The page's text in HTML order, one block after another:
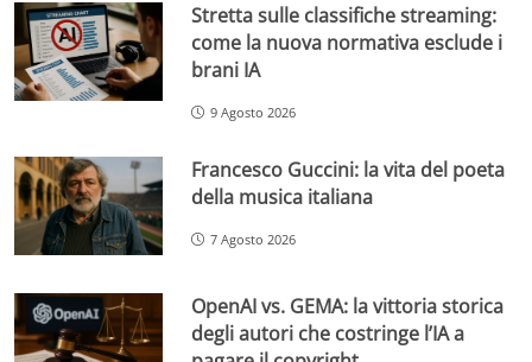
Stretta sulle classifiche streaming:
come la nuova normativa esclude i
brani IA
9 Agosto 2026
Francesco Guccini: la vita del poeta
della musica italiana
7 Agosto 2026
OpenAI vs. GEMA: la vittoria storica
degli autori che costringe l’IA a